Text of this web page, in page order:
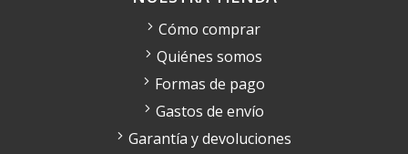
Cómo comprar
Quiénes somos
Formas de pago
Gastos de envío
Garantía y devoluciones